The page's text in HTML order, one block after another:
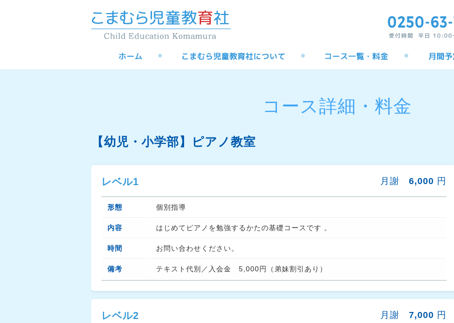
コース詳細・料金
【幼児・小学部】ピアノ教室
レベル1 月謝 6,000 円
形態 個別指導
内容 はじめてピアノを勉強するかたの基礎コースです 。
時間 お問い合わせください。
備考 テキスト代別／入会金　5,000円（弟妹割引あり）
レベル2 月謝 7,000 円